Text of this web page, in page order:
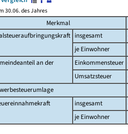
30.06. des Jahres
Merkmal
insgesamt
je Einwohner
an der
Einkommensteuer
Umsatzsteuer
insgesamt
je Einwohner